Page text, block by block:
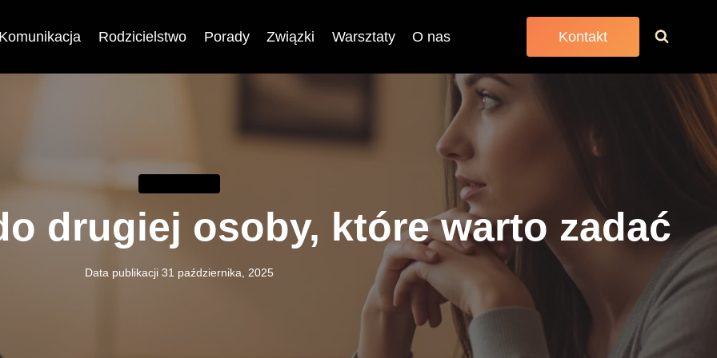
Komunikacja Rodzicielstwo Porady Związki Warsztaty O nas Kontakt
drugiej osoby, które warto zadać
Data publikacji 31 października, 2025